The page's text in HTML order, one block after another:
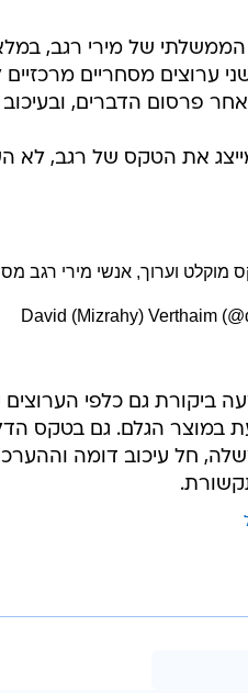
ערוצים מסחריים
פרסום הדברים,
את הטקס של רגב, לא
וערוך, אנשי מירי רגב
ביקורת גם כלפי
במוצר הגלם. גם בטקס
חל עיכוב דומה